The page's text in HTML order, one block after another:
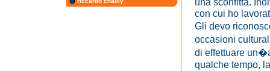
con cui ho
Gli devo
occasioni
di effettuare
qualche tempo,